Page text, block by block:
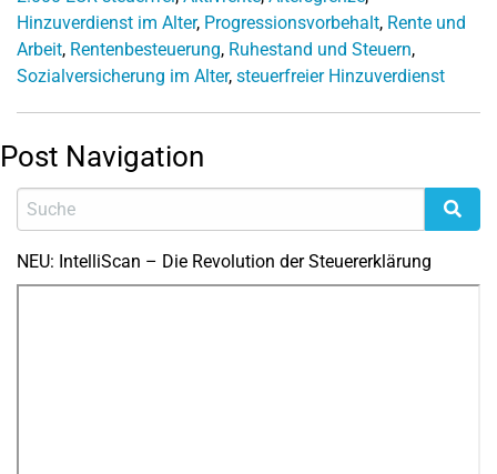
Hinzuverdienst im Alter, Progressionsvorbehalt, Rente und
Arbeit, Rentenbesteuerung, Ruhestand und Steuern,
Sozialversicherung im Alter, steuerfreier Hinzuverdienst
Post Navigation
NEU: IntelliScan – Die Revolution der Steuererklärung